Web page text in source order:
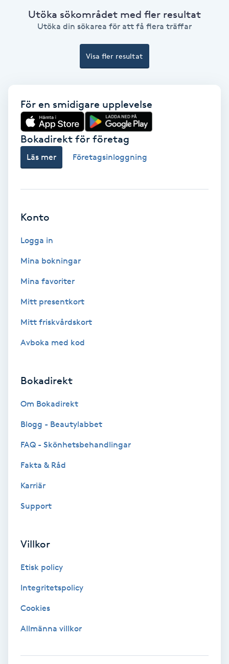
Senioryoga
Sjukgymnastik
Skalpmassage
Skinbooster
Skäggfärgning
Skäggtrimmning
Sockring
Spa manikyr & pedikyr
Spa-manikyr
Spa-pedikyr
Spraytan
Sugaring
Svensk massage
Utöka sökområdet med fler resultat
Utöka din sökarea för att få flera träffar
Visa fler resultat
För en smidigare upplevelse
Bokadirekt för företag
Läs mer Företagsinloggning
Konto
Logga in
Mina bokningar
Mina favoriter
Mitt presentkort
Mitt friskvårdskort
Avboka med kod
Bokadirekt
Om Bokadirekt
Blogg - Beautylabbet
FAQ - Skönhetsbehandlingar
Fakta & Råd
Karriär
Support
Villkor
Etisk policy
Integritetspolicy
Cookies
Allmänna villkor